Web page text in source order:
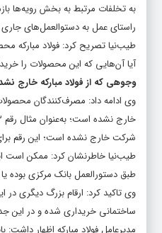
راستای عمل به دستوالعمل‌های
طیب‌نیا تصریح کرد: فولاد مبارکه
آیا آن‌هایی که این محصولات را
وجوهی که از فولاد مبارکه خارج
وی ادامه داد: مصرف‌کنندگان
شرکت خارج نشده است؛ این رقم
طیب‌نیا خاطرنشان کرد: ممکن است
طبق دستورالعمل بانک مرکزی بوده
وی تاکید کرد: ارقام بزرگ دیگری
ساختمانی خریداری شده و در این
مدیرعامل فولاد مبارکه اظهار